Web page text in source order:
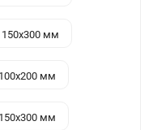
мм
мм
мм